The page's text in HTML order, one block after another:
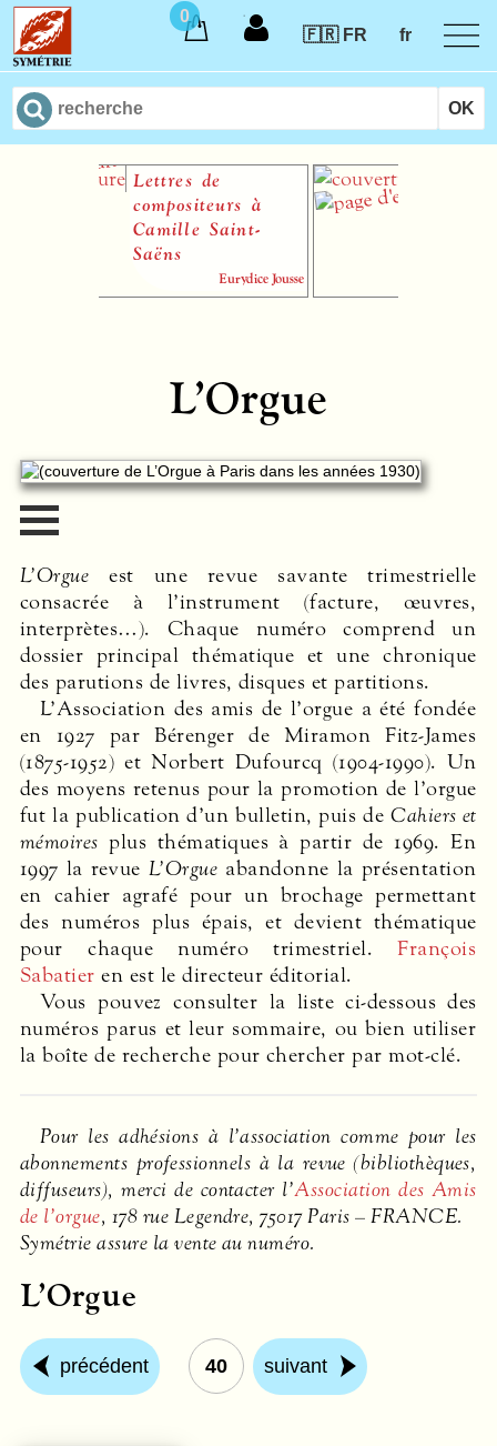
0
🇫🇷 FR
fr
Lettres de
compositeurs à
Camille Saint-
Eurydice Jousse
Le Rêve du
L’Orgue
L’Orgue est une revue savante trimestrielle
consacrée à l’instrument (facture, œuvres,
interprètes…). Chaque numéro comprend un
dossier principal thématique et une chronique
des parutions de livres, disques et partitions.
L’Association des amis de l’orgue a été fondée
en 1927 par Bérenger de Miramon Fitz-James
(1875-1952) et Norbert Dufourcq (1904-1990). Un
des moyens retenus pour la promotion de l’orgue
fut la publication d’un bulletin, puis deCahiers et
mémoires plus thématiques à partir de 1969. En
1997 la revue L’Orgue abandonne la présentation
en cahier agrafé pour un brochage permettant
des numéros plus épais, et devient thématique
pour chaque numéro trimestriel.François
Sabatier en est le directeur éditorial.
Vous pouvez consulter la liste ci-dessous des
numéros parus et leur sommaire, ou bien utiliser
la boîte de recherche pour chercher par mot-clé.
Pour les adhésions à l’association comme pour les
abonnements professionnels à la revue (bibliothèques,
diffuseurs), merci de contacter l’Association des Amis
de l’orgue, 178 rue Legendre, 75017 Paris –FRANCE.
Symétrie assure la vente au numéro.
L’Orgue
précédent 40 suivant